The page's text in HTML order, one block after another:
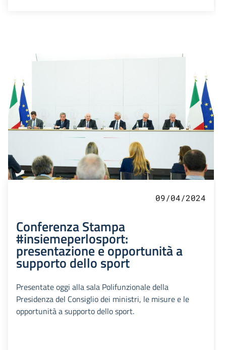
09/04/2024
Conferenza Stampa
#insiemeperlosport:
presentazione e opportunità a
supporto dello sport
Presentate oggi alla sala Polifunzionale della
Presidenza del Consiglio dei ministri, le misure e le
opportunità a supporto dello sport.